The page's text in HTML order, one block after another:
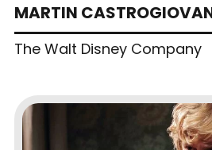
MARTIN
The Walt Disney Company